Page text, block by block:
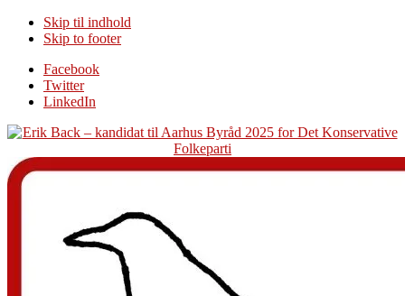
Skip til indhold
Skip to footer
Additional
menu
Facebook
Twitter
LinkedIn